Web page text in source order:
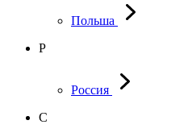
Польша
Р
Россия
С